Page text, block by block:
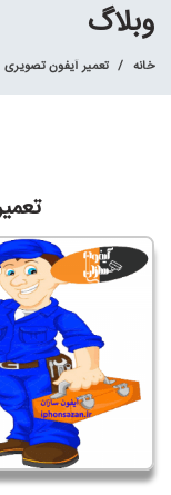
وبلاگ
خانه تعمیر آیفون تصویری